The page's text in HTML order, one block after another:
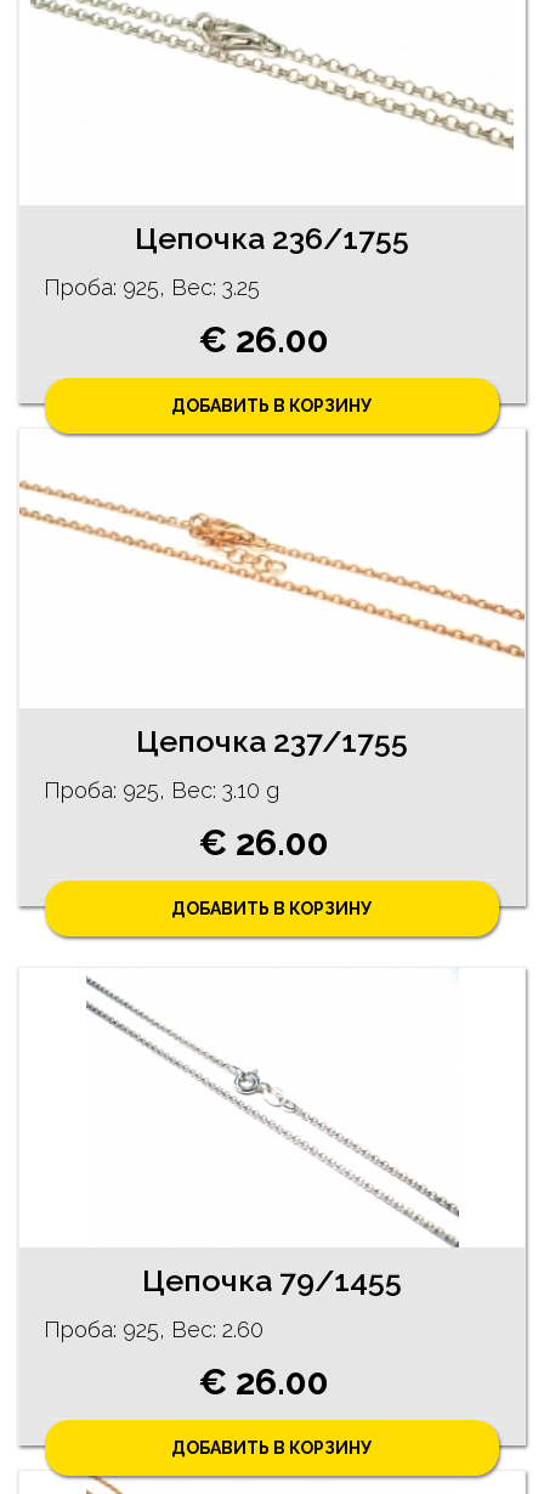
Цепочка 236/1755
Проба: 925, Bес: 3.25
€ 26.00
ДОБАВИТЬ В КОРЗИНУ
Цепочка 237/1755
Проба: 925, Bес: 3.10 g
€ 26.00
ДОБАВИТЬ В КОРЗИНУ
Цепочка 79/1455
Проба: 925, Bес: 2.60
€ 26.00
ДОБАВИТЬ В КОРЗИНУ